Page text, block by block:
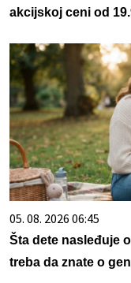
akcijskoj ceni od
05. 08. 2026 06:45
Šta dete nasleđuje
treba da znate o